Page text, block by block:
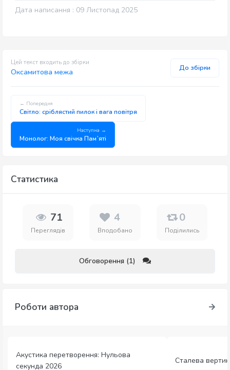
Дата написання : 09 Листопад 2025
Цей текст входить до збірки
Оксамитова межа До збірки
← Попередня
Світло: сріблястий пилок і вага повітря
Наступна →
Монолог: Моя свічка Пам`яті
Статистика
71
Переглядів
4
Вподобано
0
Поділились
Обговорення (1)
Роботи автора
Акустика перетворення: Нульова
секунда 2026
Сталева